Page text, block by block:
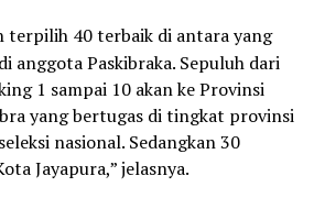
terpilih 40 terbaik di antara yang
anggota Paskibraka. Sepuluh dari
1 sampai 10 akan ke Provinsi
yang bertugas di tingkat provinsi
nasional. Sedangkan 30
Jayapura,” jelasnya.